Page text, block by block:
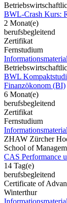
BWL-Crash Kurs:
2 Monat(e)
berufsbegleitend
Zertifikat
Fernstudium
BWL
Finanzökonom (BI)
6 Monat(e)
berufsbegleitend
Zertifikat
Fernstudium
ZHAW Zürcher
School of
CAS Performance
14 Tag(e)
berufsbegleitend
Certificate of
Winterthur